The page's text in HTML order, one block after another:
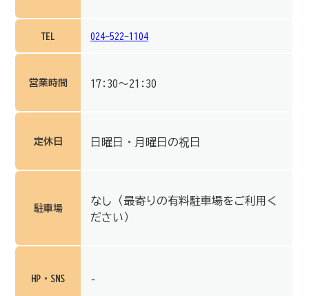
TEL 024-522-1104
営業時間 17:30～21:30
定休日 日曜日・月曜日の祝日
駐車場
なし（最寄りの有料駐車場をご利用く
ださい）
HP・SNS –